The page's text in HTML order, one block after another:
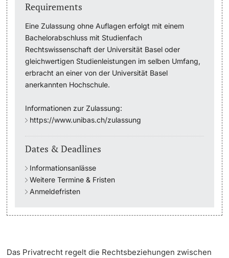
Career Counseling
Social Services & Health Care
Coordination Office for Refugees
Inclusive University
Support Services Guide
Learning & Teaching
Digital learning
Requirements
Eine Zulassung ohne Auflagen erfolgt mit einem
Bachelorabschluss mit Studienfach
Rechtswissenschaft der Universität Basel oder
gleichwertigen Studienleistungen im selben Umfang,
erbracht an einer von der Universität Basel
anerkannten Hochschule.
Informationen zur Zulassung:
https://www.unibas.ch/zulassung
Dates & Deadlines
Informationsanlässe
Weitere Termine & Fristen
Anmeldefristen
Das Privatrecht regelt die Rechtsbeziehungen zwischen